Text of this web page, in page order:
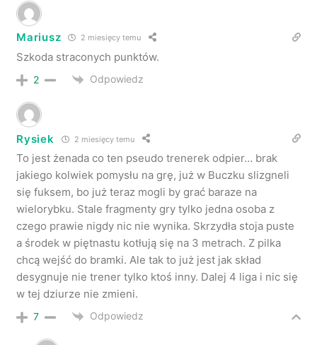
Mariusz 2 miesięcy temu
Szkoda straconych punktów.
2 Odpowiedz
Rysiek 2 miesięcy temu
To jest żenada co ten pseudo trenerek odpier… brak
jakiego kolwiek pomysłu na grę, już w Buczku slizgneli
się fuksem, bo już teraz mogli by grać baraze na
wielorybku. Stale fragmenty gry tylko jedna osoba z
czego prawie nigdy nic nie wynika. Skrzydła stoja puste
a środek w piętnastu kotłują się na 3 metrach. Z pilka
chcą wejść do bramki. Ale tak to już jest jak skład
desygnuje nie trener tylko ktoś inny. Dalej 4 liga i nic się
w tej dziurze nie zmieni.
7 Odpowiedz